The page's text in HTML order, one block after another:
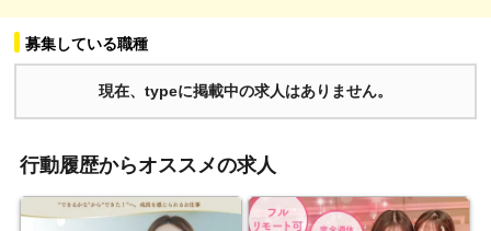
募集している職種
現在、typeに掲載中の求人はありません。
行動履歴からオススメの求人